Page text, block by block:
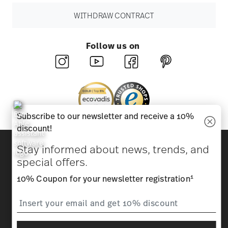
WITHDRAW CONTRACT
Follow us on
Beauty & functionality for your home
Homepage General terms and conditions
Privacy
*All prices incl. VAT and plusshipping costs.
Subscribe to our newsletter and receive a 10%
discount!
Stay informed about news, trends, and
special offers.
10% Coupon for your newsletter registration1